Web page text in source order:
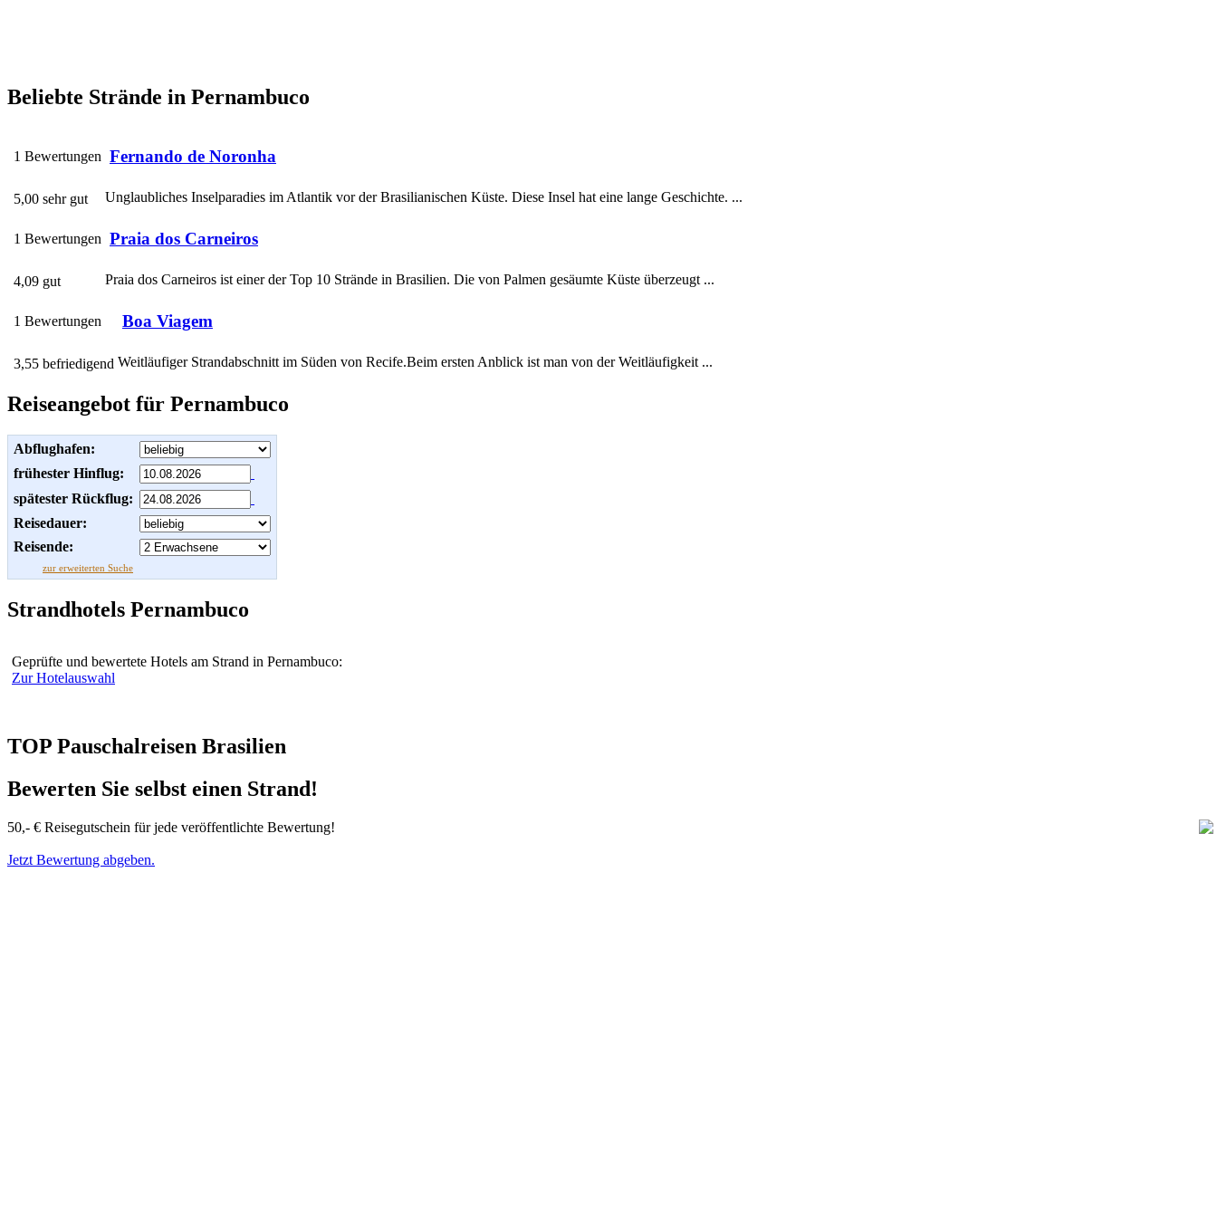
Beliebte Strände in Pernambuco
1 Bewertungen Fernando de Noronha
Unglaubliches Inselparadies im Atlantik vor der Brasilianischen Küste. Diese Insel hat eine lange Geschichte. ...
5,00 sehr gut
1 Bewertungen Praia dos Carneiros
Praia dos Carneiros ist einer der Top 10 Strände in Brasilien. Die von Palmen gesäumte Küste überzeugt ...
4,09 gut
1 Bewertungen Boa Viagem
Weitläufiger Strandabschnitt im Süden von Recife.Beim ersten Anblick ist man von der Weitläufigkeit ...
3,55 befriedigend
Reiseangebot für Pernambuco
Abflughafen:
frühester Hinflug:
spätester Rückflug:
Reisedauer:
Reisende:
zur erweiterten Suche
Strandhotels Pernambuco
Geprüfte und bewertete Hotels am Strand in Pernambuco:
Zur Hotelauswahl
TOP Pauschalreisen Brasilien
Bewerten Sie selbst einen Strand!
50,- € Reisegutschein für jede veröffentlichte Bewertung!
Jetzt Bewertung abgeben.